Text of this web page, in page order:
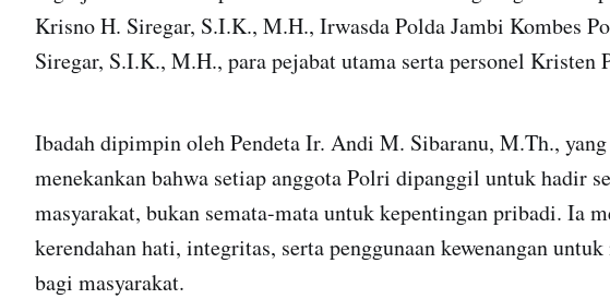
Krisno H. Siregar, S.I.K., M.H., Irwasda Polda Jambi Kombes
Siregar, S.I.K., M.H., para pejabat utama serta personel Kristen
Ibadah dipimpin oleh Pendeta Ir. Andi M. Sibaranu, M.Th.,
menekankan bahwa setiap anggota Polri dipanggil untuk hadir
masyarakat, bukan semata-mata untuk kepentingan pribadi. Ia
kerendahan hati, integritas, serta penggunaan kewenangan
bagi masyarakat.